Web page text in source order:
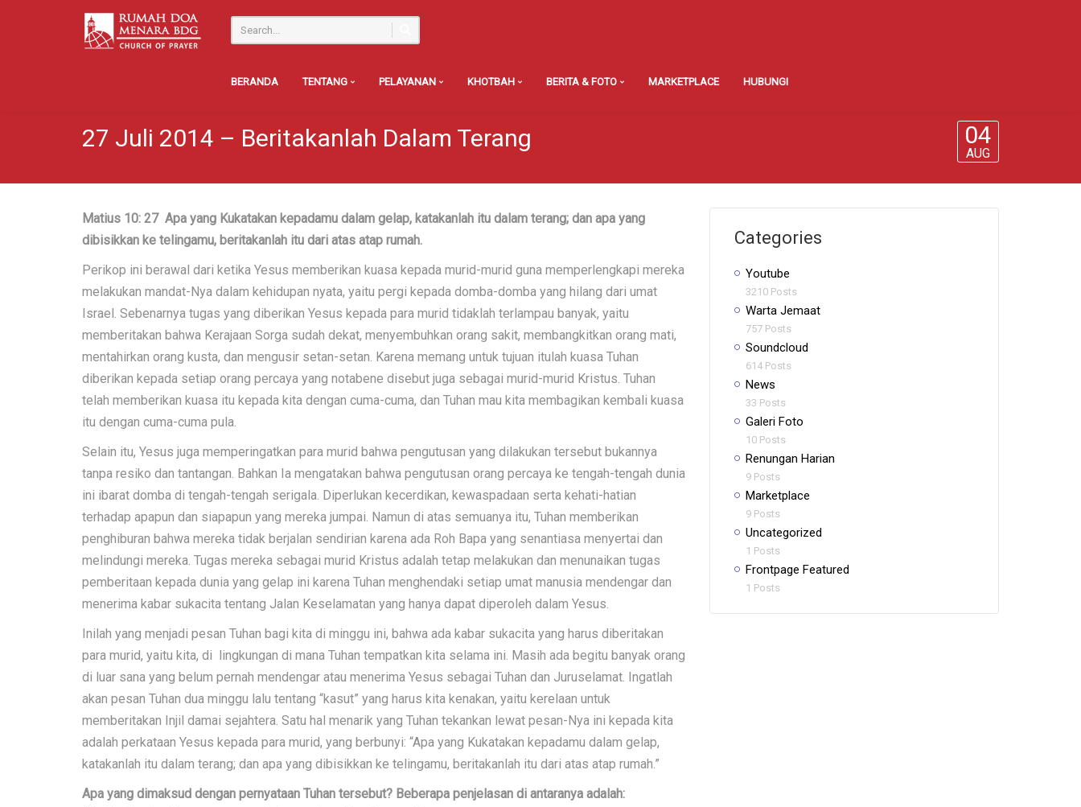
BERANDA TENTANG PELAYANAN KHOTBAH BERITA & FOTO MARKETPLACE HUBUNGI
27 Juli 2014 – Beritakanlah Dalam Terang 04
AUG
Matius 10: 27 Apa yang Kukatakan kepadamu dalam gelap, katakanlah itu dalam terang; dan apa yang
dibisikkan ke telingamu, beritakanlah itu dari atas atap rumah.
Perikop ini berawal dari ketika Yesus memberikan kuasa kepada murid-murid guna memperlengkapi mereka
melakukan mandat-Nya dalam kehidupan nyata, yaitu pergi kepada domba-domba yang hilang dari umat
Israel. Sebenarnya tugas yang diberikan Yesus kepada para murid tidaklah terlampau banyak, yaitu
memberitakan bahwa Kerajaan Sorga sudah dekat, menyembuhkan orang sakit, membangkitkan orang mati,
mentahirkan orang kusta, dan mengusir setan-setan. Karena memang untuk tujuan itulah kuasa Tuhan
diberikan kepada setiap orang percaya yang notabene disebut juga sebagai murid-murid Kristus. Tuhan
telah memberikan kuasa itu kepada kita dengan cuma-cuma, dan Tuhan mau kita membagikan kembali kuasa
itu dengan cuma-cuma pula.
Selain itu, Yesus juga memperingatkan para murid bahwa pengutusan yang dilakukan tersebut bukannya
tanpa resiko dan tantangan. Bahkan Ia mengatakan bahwa pengutusan orang percaya ke tengah-tengah dunia
ini ibarat domba di tengah-tengah serigala. Diperlukan kecerdikan, kewaspadaan serta kehati-hatian
terhadap apapun dan siapapun yang mereka jumpai. Namun di atas semuanya itu, Tuhan memberikan
penghiburan bahwa mereka tidak berjalan sendirian karena ada Roh Bapa yang senantiasa menyertai dan
melindungi mereka. Tugas mereka sebagai murid Kristus adalah tetap melakukan dan menunaikan tugas
pemberitaan kepada dunia yang gelap ini karena Tuhan menghendaki setiap umat manusia mendengar dan
menerima kabar sukacita tentang Jalan Keselamatan yang hanya dapat diperoleh dalam Yesus.
Inilah yang menjadi pesan Tuhan bagi kita di minggu ini, bahwa ada kabar sukacita yang harus diberitakan
para murid, yaitu kita, di lingkungan di mana Tuhan tempatkan kita selama ini. Masih ada begitu banyak orang
di luar sana yang belum pernah mendengar atau menerima Yesus sebagai Tuhan dan Juruselamat. Ingatlah
akan pesan Tuhan dua minggu lalu tentang “kasut” yang harus kita kenakan, yaitu kerelaan untuk
memberitakan Injil damai sejahtera. Satu hal menarik yang Tuhan tekankan lewat pesan-Nya ini kepada kita
adalah perkataan Yesus kepada para murid, yang berbunyi: “Apa yang Kukatakan kepadamu dalam gelap,
katakanlah itu dalam terang; dan apa yang dibisikkan ke telingamu, beritakanlah itu dari atas atap rumah.”
Apa yang dimaksud dengan pernyataan Tuhan tersebut? Beberapa penjelasan di antaranya adalah:
Categories
Youtube
3210 Posts
Warta Jemaat
757 Posts
Soundcloud
614 Posts
News
33 Posts
Galeri Foto
10 Posts
Renungan Harian
9 Posts
Marketplace
9 Posts
Uncategorized
1 Posts
Frontpage Featured
1 Posts